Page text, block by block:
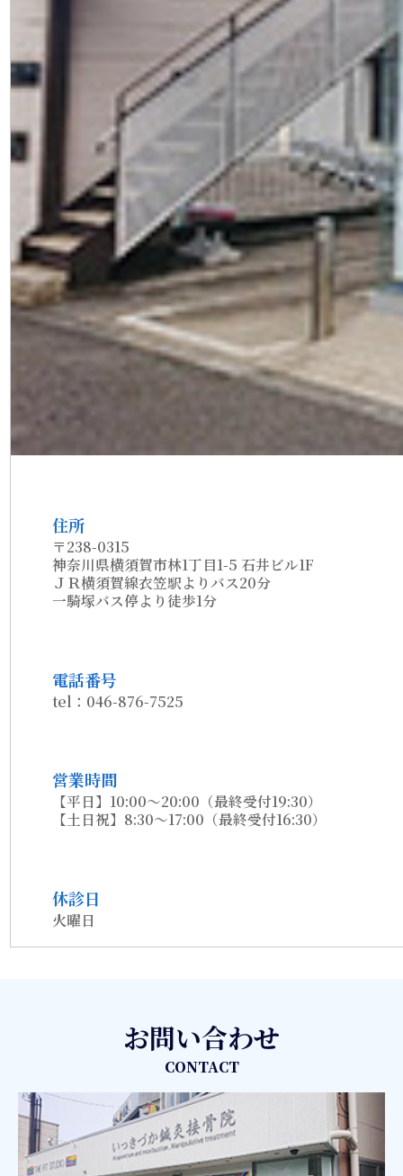
住所
〒238-0315
神奈川県横須賀市林1丁目1-5 石井ビル1F
ＪＲ横須賀線衣笠駅よりバス20分
一騎塚バス停より徒歩1分
電話番号
tel：046-876-7525
営業時間
【平日】10:00～20:00（最終受付19:30）
【土日祝】8:30～17:00（最終受付16:30）
休診日
火曜日
お問い合わせ
CONTACT